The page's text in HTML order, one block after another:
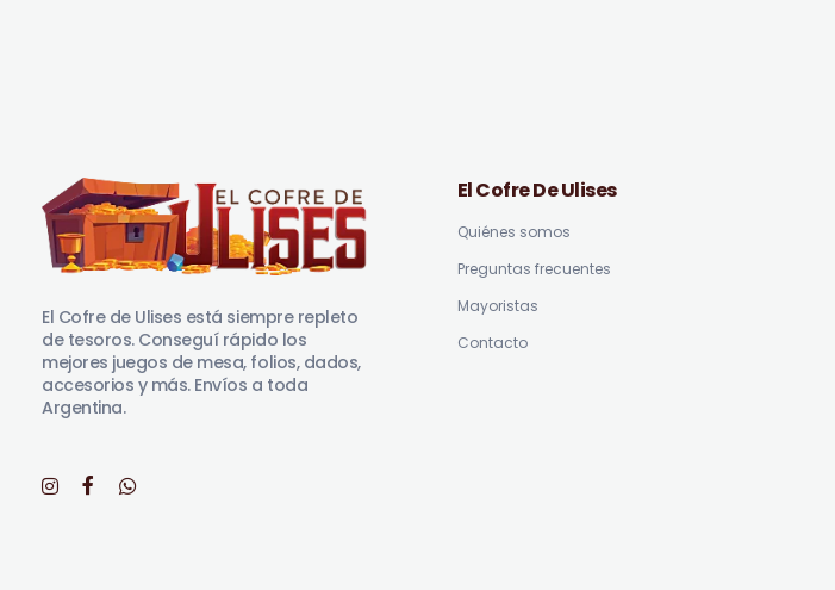
El Cofre de Ulises está siempre repleto
de tesoros. Conseguí rápido los
mejores juegos de mesa, folios, dados,
accesorios y más. Envíos a toda
Argentina.
El Cofre De Ulises
Quiénes somos
Preguntas frecuentes
Mayoristas
Contacto